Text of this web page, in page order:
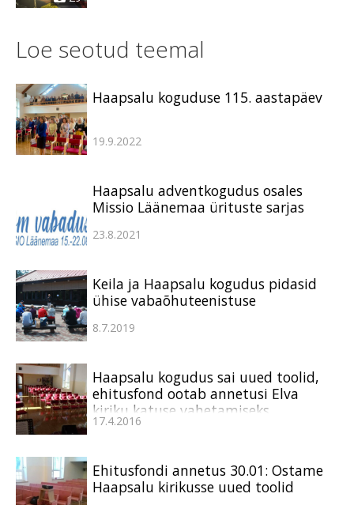
Loe seotud teemal
Haapsalu koguduse 115. aastapäev
19.9.2022
Haapsalu adventkogudus osales
Missio Läänemaa ürituste sarjas
23.8.2021
Keila ja Haapsalu kogudus pidasid
ühise vabaõhuteenistuse
8.7.2019
Haapsalu kogudus sai uued toolid,
ehitusfond ootab annetusi Elva
kiriku katuse vahetamiseks
17.4.2016
Ehitusfondi annetus 30.01: Ostame
Haapsalu kirikusse uued toolid